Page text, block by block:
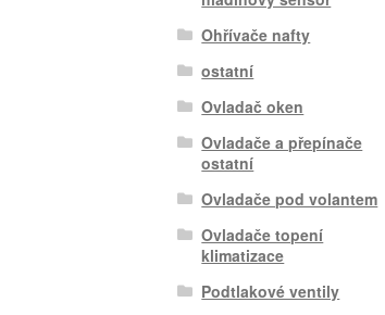
Ohřívače nafty
ostatní
Ovladač oken
Ovladače a přepínače
ostatní
Ovladače pod volantem
Ovladače topení
klimatizace
Podtlakové ventily